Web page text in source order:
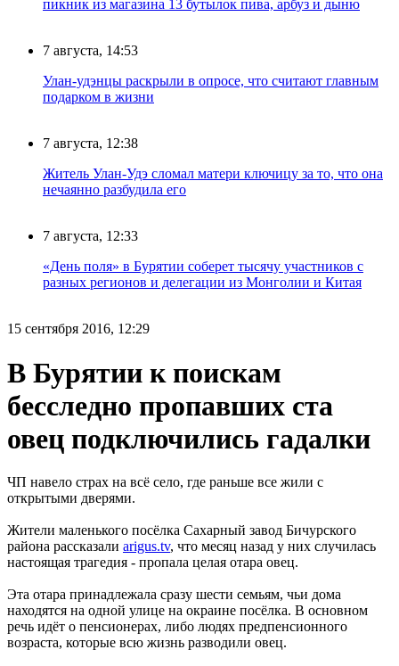
пикник из магазина 13 бутылок пива, арбуз и дыню
7 августа, 14:53
Улан-удэнцы раскрыли в опросе, что считают главным
подарком в жизни
7 августа, 12:38
Житель Улан-Удэ сломал матери ключицу за то, что она
нечаянно разбудила его
7 августа, 12:33
«День поля» в Бурятии соберет тысячу участников с
разных регионов и делегации из Монголии и Китая
15 сентября 2016, 12:29
В Бурятии к поискам
бесследно пропавших ста
овец подключились гадалки
ЧП навело страх на всё село, где раньше все жили с
открытыми дверями.
Жители маленького посёлка Сахарный завод Бичурского
района рассказали аrigus.tv, что месяц назад у них случилась
настоящая трагедия - пропала целая отара овец.
Эта отара принадлежала сразу шести семьям, чьи дома
находятся на одной улице на окраине посёлка. В основном
речь идёт о пенсионерах, либо людях предпенсионного
возраста, которые всю жизнь разводили овец.